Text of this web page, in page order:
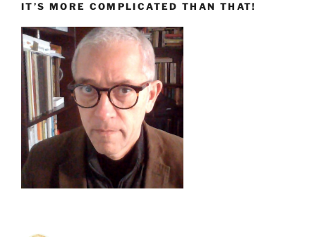
IT’S MORE COMPLICATED THAN THAT!